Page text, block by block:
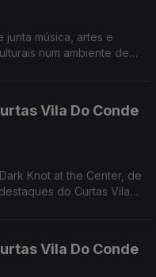
música, artes e
num ambiente de
Vila Do Conde
Knot at the Center, de
do Curtas Vila
Vila Do Conde